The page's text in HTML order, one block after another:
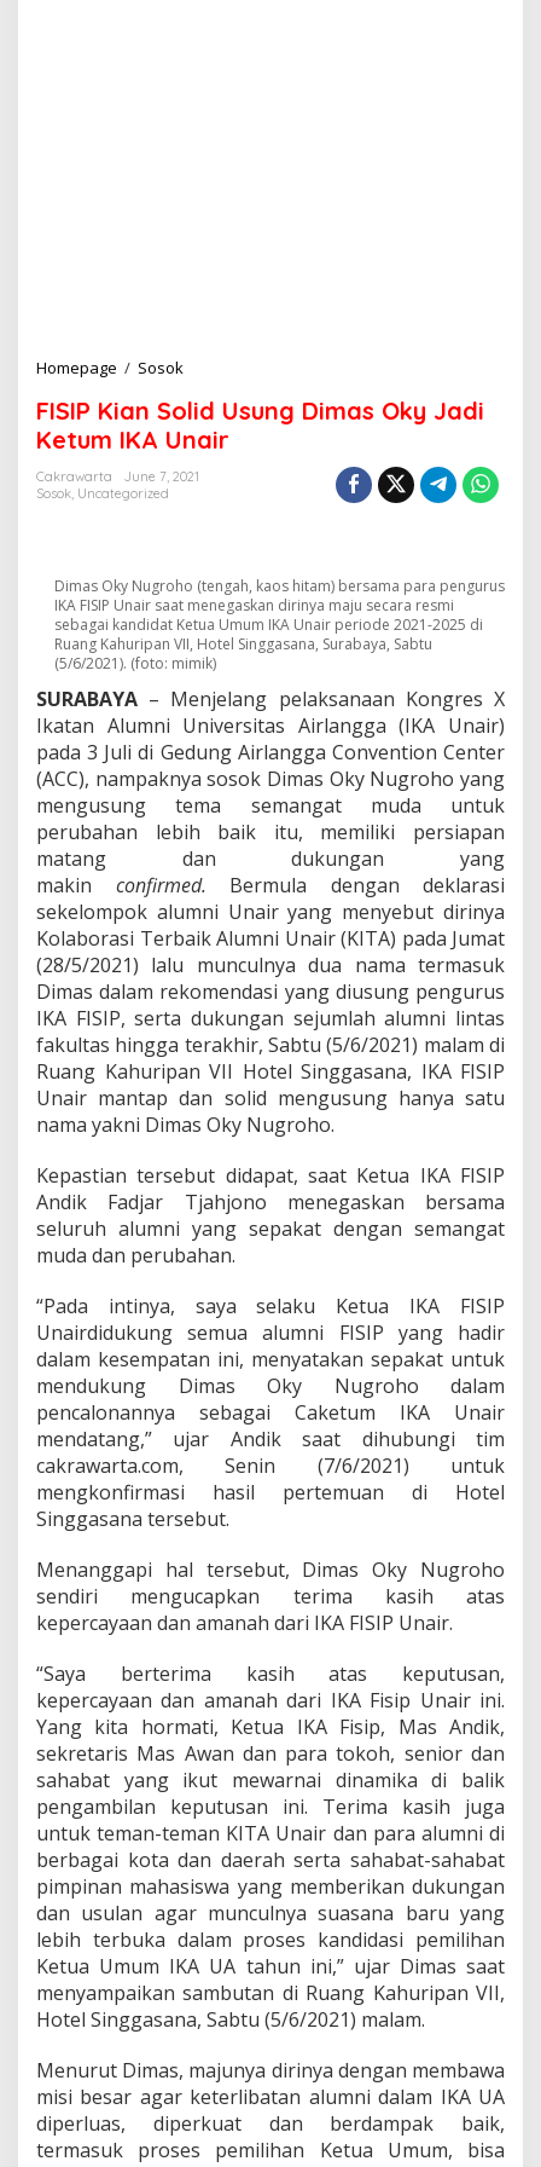
Homepage / Sosok
S
I
P
K
o
i
d
U
s
u
n
g
D
i
m
a
s
O
k
y
d
K
e
t
u
m
K
A
U
n
a
FISIP Kian Solid Usung Dimas Oky Jadi
Ketum IKA Unair
Cakrawarta
June 7, 2021
Sosok, Uncategorized
Dimas Oky Nugroho (tengah, kaos hitam) bersama para pengurus
IKA FISIP Unair saat menegaskan dirinya maju secara resmi
sebagai kandidat Ketua Umum IKA Unair periode 2021-2025 di
Ruang Kahuripan VII, Hotel Singgasana, Surabaya, Sabtu
(5/6/2021). (foto: mimik)
SURABAYA – Menjelang pelaksanaan Kongres X
Ikatan Alumni Universitas Airlangga (IKA Unair)
pada 3 Juli di Gedung Airlangga Convention Center
(ACC), nampaknya sosok Dimas Oky Nugroho yang
mengusung tema semangat muda untuk
perubahan lebih baik itu, memiliki persiapan
matang dan dukungan yang
makin confirmed. Bermula dengan deklarasi
sekelompok alumni Unair yang menyebut dirinya
Kolaborasi Terbaik Alumni Unair (KITA) pada Jumat
(28/5/2021) lalu munculnya dua nama termasuk
Dimas dalam rekomendasi yang diusung pengurus
IKA FISIP, serta dukungan sejumlah alumni lintas
fakultas hingga terakhir, Sabtu (5/6/2021) malam di
Ruang Kahuripan VII Hotel Singgasana, IKA FISIP
Unair mantap dan solid mengusung hanya satu
nama yakni Dimas Oky Nugroho.
Kepastian tersebut didapat, saat Ketua IKA FISIP
Andik Fadjar Tjahjono menegaskan bersama
seluruh alumni yang sepakat dengan semangat
muda dan perubahan.
“Pada intinya, saya selaku Ketua IKA FISIP
Unairdidukung semua alumni FISIP yang hadir
dalam kesempatan ini, menyatakan sepakat untuk
mendukung Dimas Oky Nugroho dalam
pencalonannya sebagai Caketum IKA Unair
mendatang,” ujar Andik saat dihubungi tim
cakrawarta.com, Senin (7/6/2021) untuk
mengkonfirmasi hasil pertemuan di Hotel
Singgasana tersebut.
Menanggapi hal tersebut, Dimas Oky Nugroho
sendiri mengucapkan terima kasih atas
kepercayaan dan amanah dari IKA FISIP Unair.
“Saya berterima kasih atas keputusan,
kepercayaan dan amanah dari IKA Fisip Unair ini.
Yang kita hormati, Ketua IKA Fisip, Mas Andik,
sekretaris Mas Awan dan para tokoh, senior dan
sahabat yang ikut mewarnai dinamika di balik
pengambilan keputusan ini. Terima kasih juga
untuk teman-teman KITA Unair dan para alumni di
berbagai kota dan daerah serta sahabat-sahabat
pimpinan mahasiswa yang memberikan dukungan
dan usulan agar munculnya suasana baru yang
lebih terbuka dalam proses kandidasi pemilihan
Ketua Umum IKA UA tahun ini,” ujar Dimas saat
menyampaikan sambutan di Ruang Kahuripan VII,
Hotel Singgasana, Sabtu (5/6/2021) malam.
Menurut Dimas, majunya dirinya dengan membawa
misi besar agar keterlibatan alumni dalam IKA UA
diperluas, diperkuat dan berdampak baik,
termasuk proses pemilihan Ketua Umum, bisa